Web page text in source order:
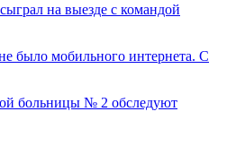
на выезде с командой
было мобильного интернета. С
больницы № 2 обследуют